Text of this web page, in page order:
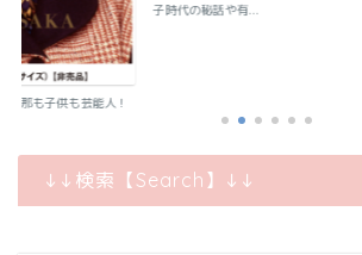
旦那も子供も芸能人！
子時代の秘話や有...
↓↓検索【Search】↓↓